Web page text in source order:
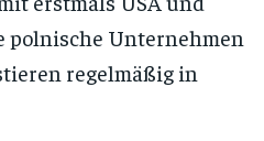
polnische Unternehmen
regelmäßig in